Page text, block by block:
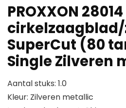
PROXXON 28014
SuperCut (80
Single Zilveren
Aantal stuks: 1.0
Kleur: Zilveren metallic